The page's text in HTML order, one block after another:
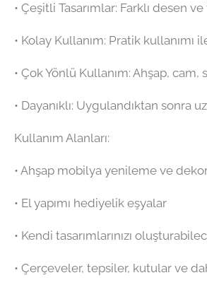
•⁠ ⁠Çeşitli Tasarımlar: Farklı desen
•⁠ ⁠Kolay Kullanım: Pratik
•⁠ ⁠Çok Yönlü Kullanım: Ahşap,
•⁠ ⁠Dayanıklı: Uygulandıktan sonra
Kullanım Alanları:
•⁠ ⁠Ahşap mobilya yenileme ve
•⁠ ⁠El yapımı hediyelik eşyalar
•⁠ ⁠Kendi tasarımlarınızı
•⁠ ⁠Çerçeveler, tepsiler, kutular ve